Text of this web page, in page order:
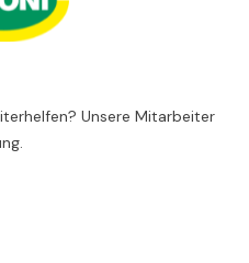
Unsere Mitarbeiter